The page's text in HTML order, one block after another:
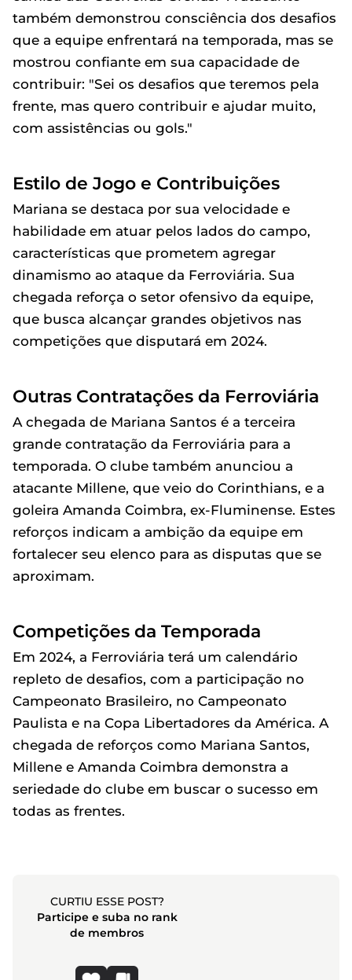
também demonstrou consciência dos desafios
que a equipe enfrentará na temporada, mas se
mostrou confiante em sua capacidade de
contribuir: "Sei os desafios que teremos pela
frente, mas quero contribuir e ajudar muito,
com assistências ou gols."
Estilo de Jogo e Contribuições
Mariana se destaca por sua velocidade e
habilidade em atuar pelos lados do campo,
características que prometem agregar
dinamismo ao ataque da Ferroviária. Sua
chegada reforça o setor ofensivo da equipe,
que busca alcançar grandes objetivos nas
competições que disputará em 2024.
Outras Contratações da Ferroviária
A chegada de Mariana Santos é a terceira
grande contratação da Ferroviária para a
temporada. O clube também anunciou a
atacante Millene, que veio do Corinthians, e a
goleira Amanda Coimbra, ex-Fluminense. Estes
reforços indicam a ambição da equipe em
fortalecer seu elenco para as disputas que se
aproximam.
Competições da Temporada
Em 2024, a Ferroviária terá um calendário
repleto de desafios, com a participação no
Campeonato Brasileiro, no Campeonato
Paulista e na Copa Libertadores da América. A
chegada de reforços como Mariana Santos,
Millene e Amanda Coimbra demonstra a
seriedade do clube em buscar o sucesso em
todas as frentes.
CURTIU ESSE POST?
Participe e suba no rank
de membros